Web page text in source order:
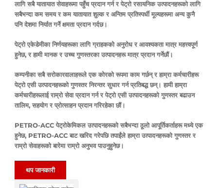
लागि सबै यातायात सेवाहरूमा पहुँच प्रदान गर्न र पेट्रो रसायनिक उत्पादनहरूको लागि
सबैभन्दा कम समय र कम यातायात शुल्क र अन्तिम प्रतिस्पर्धी मूल्यहरूमा अन्य कुनै
पनि देशमा निर्यात गर्ने क्षमता प्रदान गर्दछ।
पेट्रो एकेडेमीका निर्णयहरूका लागि ग्राहकको अनुरोध र आवश्यकता मात्र महत्त्वपूर्ण
हुनेछ, र हामी मानक र उच्च गुणस्तरका उत्पादनहरू मात्र प्रदान गर्नेछौं।
कम्पनीका सबै सरोकारवालाहरूले एक कोरको रूपमा काम गर्छन् र हाम्रा कर्मचारीहरू
पेट्रो एसी उत्पादनहरूको गुणस्तर निरन्तर सुधार गर्न प्रतिबद्ध छन्। हामी हाम्रा
कर्मचारीहरूलाई राम्रो सेवा प्रदान गर्न र पेट्रो एसी उत्पादनहरूको गुणस्तर बढाउन
तालिम, सहयोग र प्रोत्साहन प्रदान गरिरहेका छौं।
PETRO-ACC पेट्रोकेमिकल उत्पादनहरूको सबैभन्दा ठूलो आपूर्तिकर्ताहरू मध्ये एक
हुनेछ, PETRO-ACC बाट खरिद गरेपछि तपाईंले हाम्रा उत्पादनहरूको गुणस्तर र
राम्रो सेवाहरूको बारेमा राम्रो अनुभव पाउनुहुनेछ।
थप जानकारी